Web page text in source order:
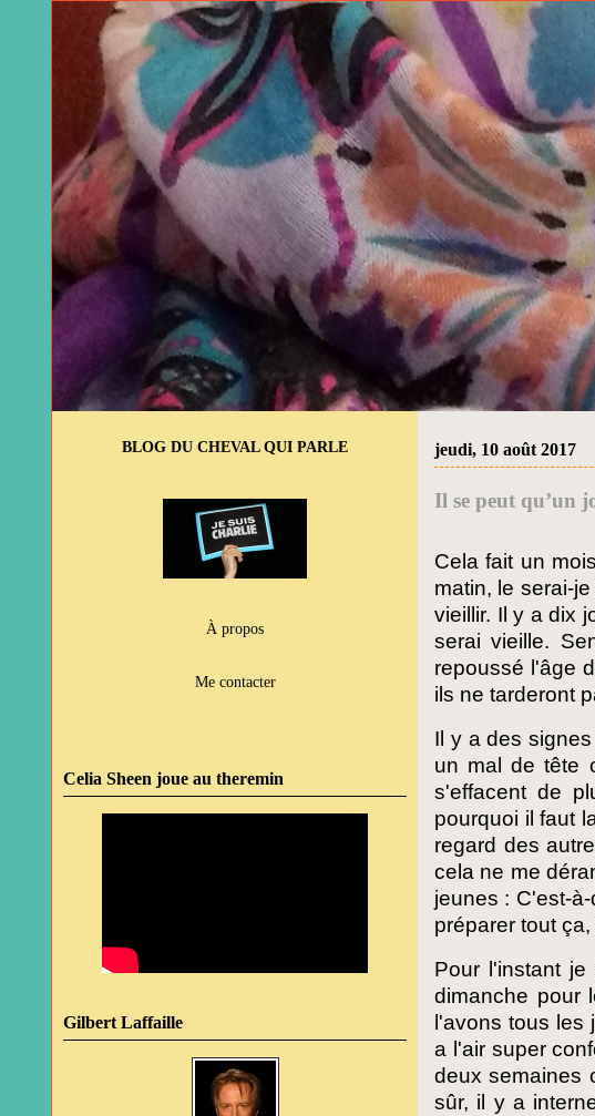
BLOG DU CHEVAL QUI PARLE
À propos
Me contacter
Celia Sheen joue au theremin
Gilbert Laffaille
jeudi, 10 août 2017
Il se peut qu’un
Cela fait un
matin, le serai-
vieillir. Il y a dix
serai vieille.
repoussé l'âge
ils ne tarderont
Il y a des
un mal de tête
s'effacent de
pourquoi il faut
regard des
cela ne me
jeunes : C'est-
préparer tout
Pour l'instant
dimanche pour
l'avons tous les
a l'air super
deux semaines
sûr, il y a